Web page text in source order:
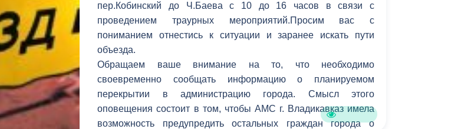
пер.Кобинский до Ч.Баева с 10 до 16 часов в связи с
проведением траурных мероприятий.Просим вас с
пониманием отнестись к ситуации и заранее искать пути
объезда.
Обращаем ваше внимание на то, что необходимо
своевременно сообщать информацию о планируемом
перекрытии в администрацию города. Смысл этого
оповещения состоит в том, чтобы АМС г. Владикавказ имела
возможность предупредить остальных граждан города о